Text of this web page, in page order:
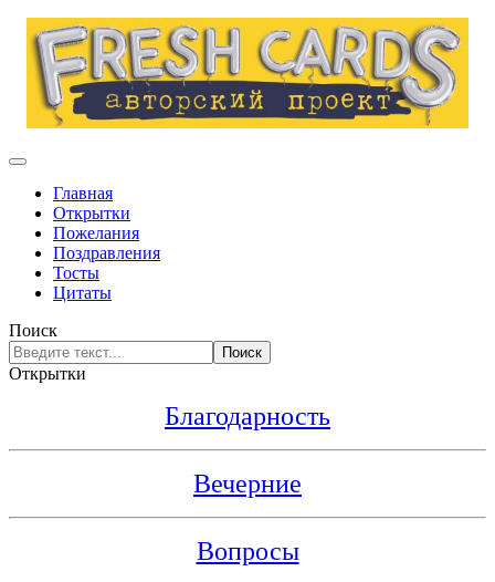
Главная
Открытки
Пожелания
Поздравления
Тосты
Цитаты
Поиск
Поиск
Открытки
Благодарность
Вечерние
Вопросы